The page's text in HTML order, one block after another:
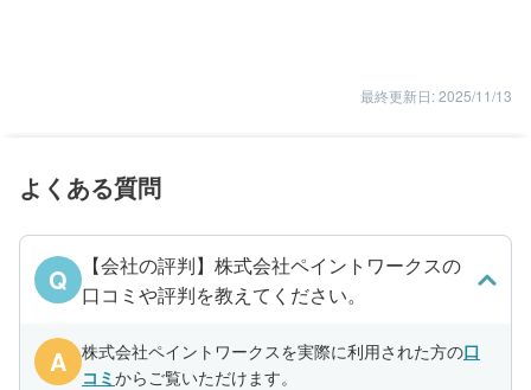
最終更新日: 2025/11/13
よくある質問
Q
【会社の評判】株式会社ペイントワークスの
口コミや評判を教えてください。
A 株式会社ペイントワークスを実際に利用された方の口
コミからご覧いただけます。